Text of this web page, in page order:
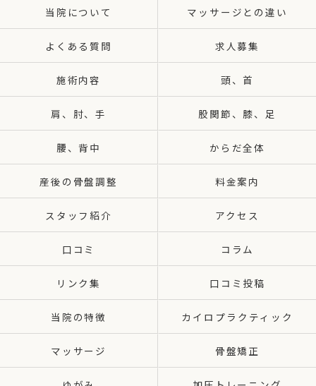
当院について マッサージとの違い
よくある質問 求人募集
施術内容 頭、首
肩、肘、手 股関節、膝、足
腰、背中 からだ全体
産後の骨盤調整 料金案内
スタッフ紹介 アクセス
口コミ コラム
リンク集 口コミ投稿
当院の特徴 カイロプラクティック
マッサージ 骨盤矯正